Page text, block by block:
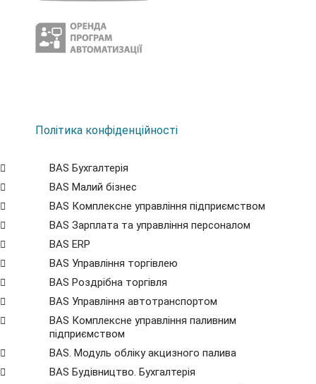
Політика конфіденційності
BAS Бухгалтерія
BAS Малий бізнес
BAS Комплексне управління підприємством
BAS Зарплата та управління персоналом
BAS ERP
BAS Управління торгівлею
BAS Роздрібна торгівля
BAS Управління автотранспортом
BAS Комплексне управління паливним
підприємством
BAS. Модуль обліку акцизного палива
BAS Будівництво. Бухгалтерія